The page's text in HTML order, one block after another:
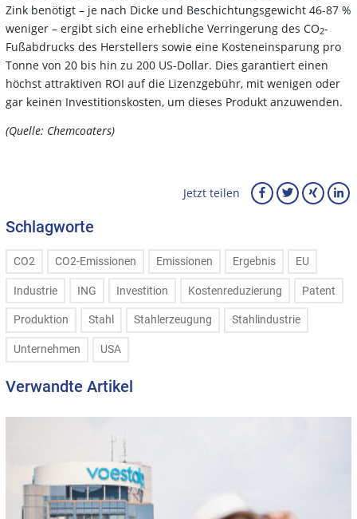
Zink benötigt – je nach Dicke und Beschichtungsgewicht 46-87 %
weniger – ergibt sich eine erhebliche Verringerung des CO2-
Fußabdrucks des Herstellers sowie eine Kosteneinsparung pro
Tonne von 20 bis hin zu 200 US-Dollar. Dies garantiert einen
höchst attraktiven ROI auf die Lizenzgebühr, mit wenigen oder
gar keinen Investitionskosten, um dieses Produkt anzuwenden.
(Quelle: Chemcoaters)
Jetzt teilen
Schlagworte
CO2 CO2-Emissionen Emissionen Ergebnis EU
Industrie ING Investition Kostenreduzierung Patent
Produktion Stahl Stahlerzeugung Stahlindustrie
Unternehmen USA
Verwandte Artikel